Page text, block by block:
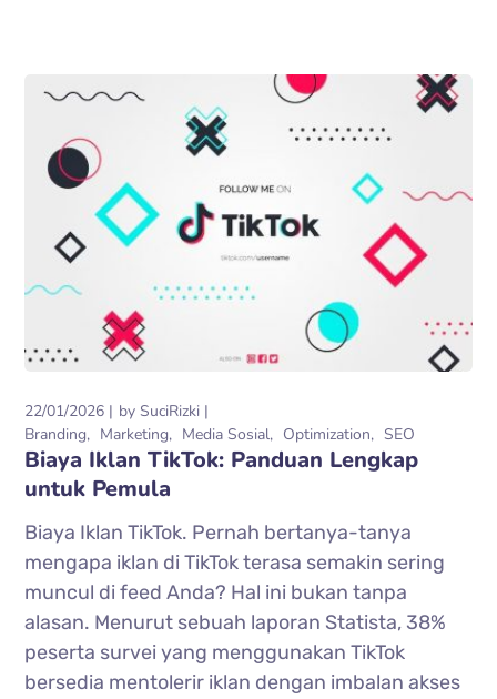
22/01/2026 bySuciRizki
Branding
Marketing Media Sosial Optimization SEO
Biaya Iklan TikTok: Panduan Lengkap
untuk Pemula
Biaya Iklan TikTok. Pernah bertanya-tanya
mengapa iklan di TikTok terasa semakin sering
muncul di feed Anda? Hal ini bukan tanpa
alasan. Menurut sebuah laporan Statista, 38%
peserta survei yang menggunakan TikTok
bersedia mentolerir iklan dengan imbalan akses